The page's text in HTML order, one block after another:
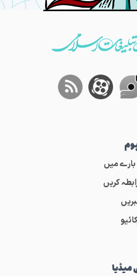
میں
کریں
میڈیا